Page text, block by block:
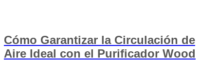
Cómo Garantizar la Circulación de
Aire Ideal con el Purificador Wood